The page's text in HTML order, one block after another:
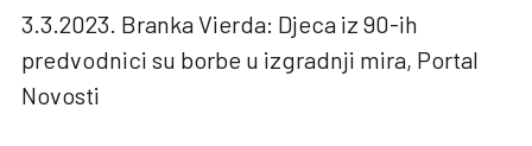
3.3.2023. Branka Vierda: Djeca iz 90-ih
predvodnici su borbe u izgradnji mira, Portal
Novosti